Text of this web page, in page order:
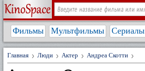
Фильмы Мультфильмы Сериалы
Главная Люди Актер Андреа Скотти